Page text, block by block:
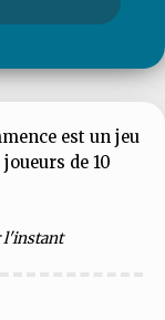
est un jeu
de 10
l'instant